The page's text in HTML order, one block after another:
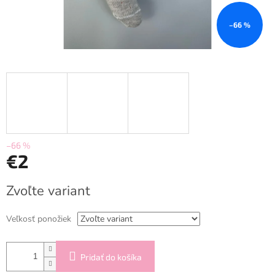
–66 %
–66 %
€2
cena:
Zvoľte variant
Veľkosť ponožiek
Pridať do košíka